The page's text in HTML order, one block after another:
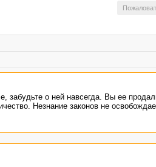
забудьте о ней навсегда. Вы ее
Незнание законов не